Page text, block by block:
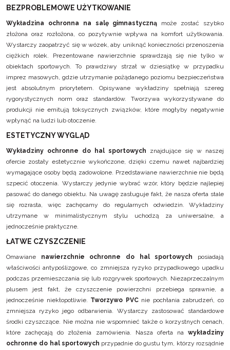
BEZPROBLEMOWE UŻYTKOWANIE
Wykładzina ochronna na salę gimnastyczną może zostać szybko
złożona oraz rozłożona, co pozytywnie wpływa na komfort użytkowania.
Wystarczy zaopatrzyć się w wózek, aby uniknąć konieczności przenoszenia
ciężkich rolek. Prezentowane nawierzchnie sprawdzają się nie tylko w
obiektach sportowych. To prawdziwy strzał w dziesiątkę w przypadku
imprez masowych, gdzie utrzymanie pożądanego poziomu bezpieczeństwa
jest absolutnym priorytetem. Opisywane wykładziny spełniają szereg
rygorystycznych norm oraz standardów. Tworzywa wykorzystywane do
produkcji nie emitują toksycznych związków, które mogłyby negatywnie
wpłynąć na ludzi lub otoczenie.
ESTETYCZNY WYGLĄD
Wykładziny ochronne do hal sportowych znajdujące się w naszej
ofercie zostały estetycznie wykończone, dzięki czemu nawet najbardziej
wymagające osoby będą zadowolone. Przedstawiane nawierzchnie nie będą
szpecić otoczenia. Wystarczy jedynie wybrać wzór, który będzie najlepiej
pasować do danego obiektu. Na uwagę zasługuje fakt, że nasza oferta stale
się rozrasta, więc zachęcamy do regularnych odwiedzin. Wykładziny
utrzymane w minimalistycznym stylu uchodzą za uniwersalne, a
jednocześnie praktyczne.
ŁATWE CZYSZCZENIE
Omawiane nawierzchnie ochronne do hal sportowych posiadają
właściwości antypoślizgowe, co zmniejsza ryzyko przypadkowego upadku
podczas przemieszczania się lub rozgrywek sportowych. Niezaprzeczalnym
plusem jest fakt, że czyszczenie powierzchni przebiega sprawnie, a
jednocześnie niekłopotliwie. Tworzywo PVCnie pochłania zabrudzeń, co
zmniejsza ryzyko jego odbarwienia. Wystarczy zastosować standardowe
środki czyszczące. Nie można nie wspomnieć także o korzystnych cenach,
które zachęcają do złożenia zamówienia. Nasza oferta na wykładziny
ochronne do hal sportowych przypadnie do gustu tym, którzy rozsądnie